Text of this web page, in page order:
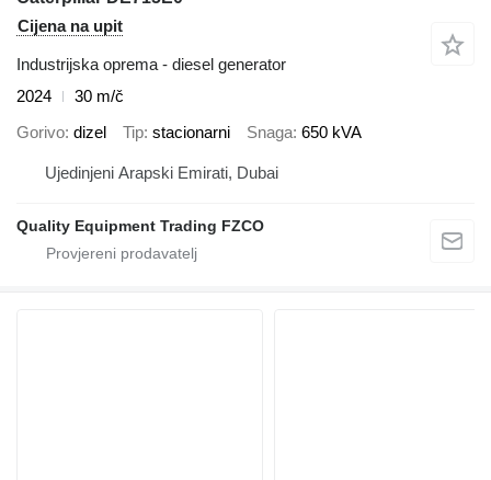
Cijena na upit
Industrijska oprema - diesel generator
2024
30 m/č
Gorivo dizel Tip stacionarni Snaga 650 kVA
Ujedinjeni Arapski Emirati, Dubai
Quality Equipment Trading FZCO